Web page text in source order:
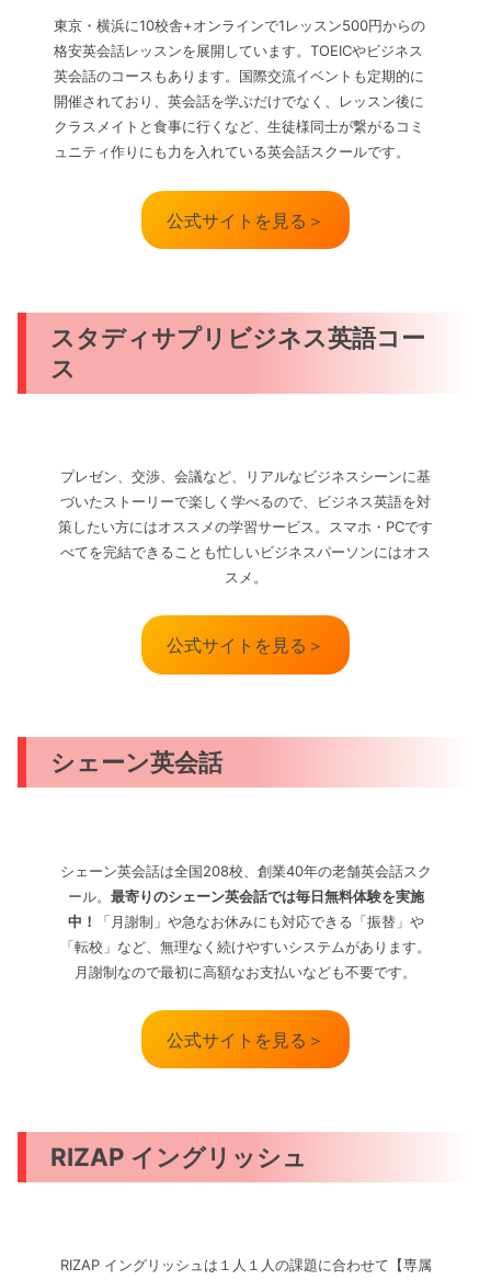
東京・横浜に10校舎+オンラインで1レッスン500円からの
格安英会話レッスンを展開しています。TOEICやビジネス
英会話のコースもあります。国際交流イベントも定期的に
開催されており、英会話を学ぶだけでなく、レッスン後に
クラスメイトと食事に行くなど、生徒様同士が繋がるコミ
ュニティ作りにも力を入れている英会話スクールです。
公式サイトを見る＞
スタディサプリビジネス英語コー
ス
プレゼン、交渉、会議など、リアルなビジネスシーンに基
づいたストーリーで楽しく学べるので、ビジネス英語を対
策したい方にはオススメの学習サービス。スマホ・PCです
べてを完結できることも忙しいビジネスパーソンにはオス
スメ。
公式サイトを見る＞
シェーン英会話
シェーン英会話は全国208校、創業40年の老舗英会話スク
ール。 最寄りのシェーン英会話では毎日無料体験を実施
中！
「月謝制」や急なお休みにも対応できる「振替」や
「転校」など、無理なく続けやすいシステムがあります。
月謝制なので最初に高額なお支払いなども不要です。
公式サイトを見る＞
RIZAP イングリッシュ
RIZAP イングリッシュは１人１人の課題に合わせて【専属